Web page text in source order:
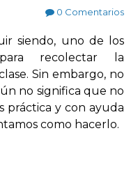
0 Comentarios
siendo, uno de los
recolectar la
Sin embargo, no
no significa que no
práctica y con ayuda
como hacerlo.